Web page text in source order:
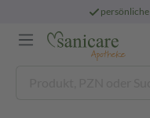
persönliche